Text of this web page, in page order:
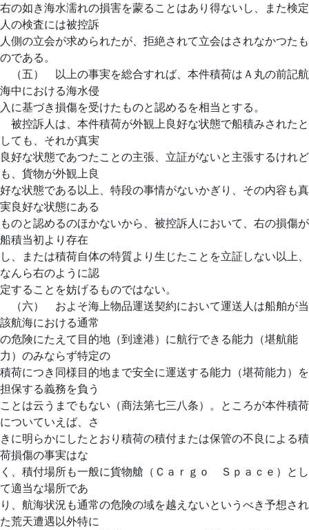
右の如き海水濡れの損害を蒙ることはあり得ないし、また検定
人の検査には被控訴
人側の立会が求められたが、拒絶されて立会はされなかつたも
のである。
（五） 以上の事実を総合すれば、本件積荷はＡ丸の前記航
海中における海水侵
入に基づき損傷を受けたものと認めるを相当とする。
被控訴人は、本件積荷が外観上良好な状態で船積みされたと
しても、それが真実
良好な状態であつたことの主張、立証がないと主張するけれど
も、貨物が外観上良
好な状態である以上、特段の事情がないかぎり、その内容も真
実良好な状態にある
ものと認めるのほかないから、被控訴人において、右の損傷が
船積当初より存在
し、または積荷自体の特質より生じたことを立証しない以上、
なんら右のように認
定することを妨げるものではない。
（六） およそ海上物品運送契約において運送人は船舶が当
該航海における通常
の危険にたえて目的地（到達港）に航行できる能力（堪航能
力）のみならず特定の
積荷につき同様目的地まで安全に運送する能力（堪荷能力）を
担保する義務を負う
ことは云うまでもない（商法第七三八条）。ところが本件積荷
についていえば、さ
きに明らかにしたとおり積荷の積付または保管の不良による積
荷損傷の事実はな
く、積付場所も一般に貨物艙（Ｃａｒｇｏ Ｓｐａｃｅ）とし
て適当な場所であ
り、航海状況も通常の危険の域を越えないというべき予想され
た荒天遭遇以外特に